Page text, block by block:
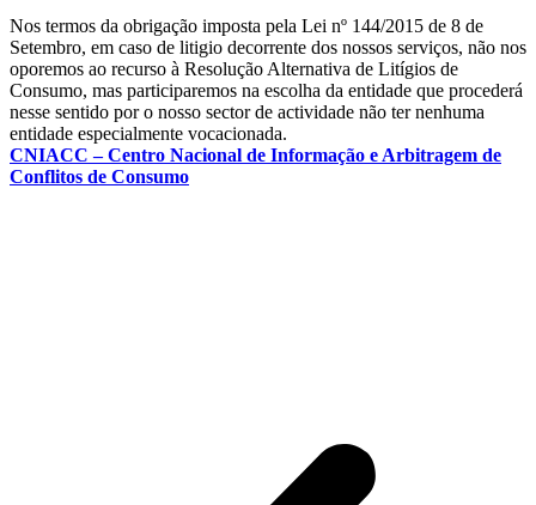
Nos termos da obrigação imposta pela Lei nº 144/2015 de 8 de
Setembro, em caso de litigio decorrente dos nossos serviços, não nos
oporemos ao recurso à Resolução Alternativa de Litígios de
Consumo, mas participaremos na escolha da entidade que procederá
nesse sentido por o nosso sector de actividade não ter nenhuma
entidade especialmente vocacionada.
CNIACC – Centro Nacional de Informação e Arbitragem de
Conflitos de Consumo